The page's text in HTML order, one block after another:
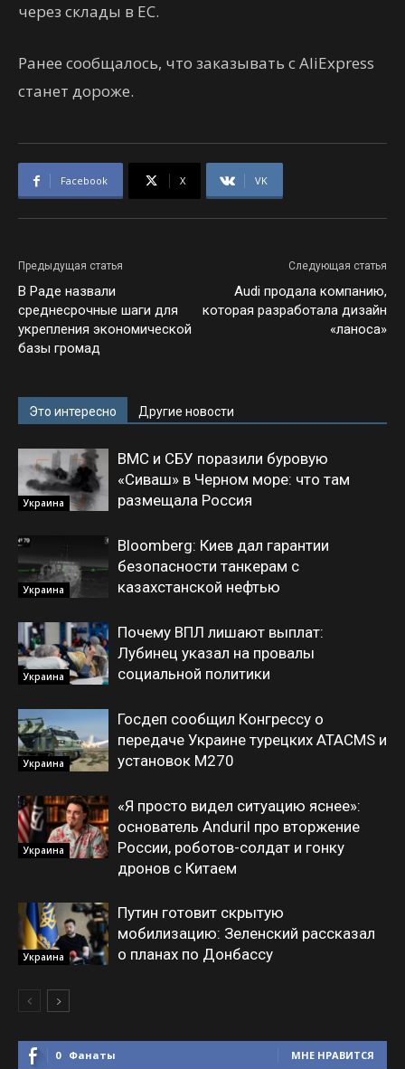
через склады в ЕС.
Ранее сообщалось, что заказывать с AliExpress
станет дороже.
Facebook X VK
Предыдущая статья
В Раде назвали
среднесрочные шаги для
укрепления экономической
базы громад
Следующая статья
Audi продала компанию,
которая разработала дизайн
«ланоса»
Это интересно Другие новости
Украина
ВМС и СБУ поразили буровую
«Сиваш» в Черном море: что там
размещала Россия
Украина
Bloomberg: Киев дал гарантии
безопасности танкерам с
казахстанской нефтью
Украина
Почему ВПЛ лишают выплат:
Лубинец указал на провалы
социальной политики
Украина
Госдеп сообщил Конгрессу о
передаче Украине турецких ATACMS и
установок M270
Украина
«Я просто видел ситуацию яснее»:
основатель Anduril про вторжение
России, роботов-солдат и гонку
дронов с Китаем
Украина
Путин готовит скрытую
мобилизацию: Зеленский рассказал
о планах по Донбассу
0 Фанаты МНЕ НРАВИТСЯ